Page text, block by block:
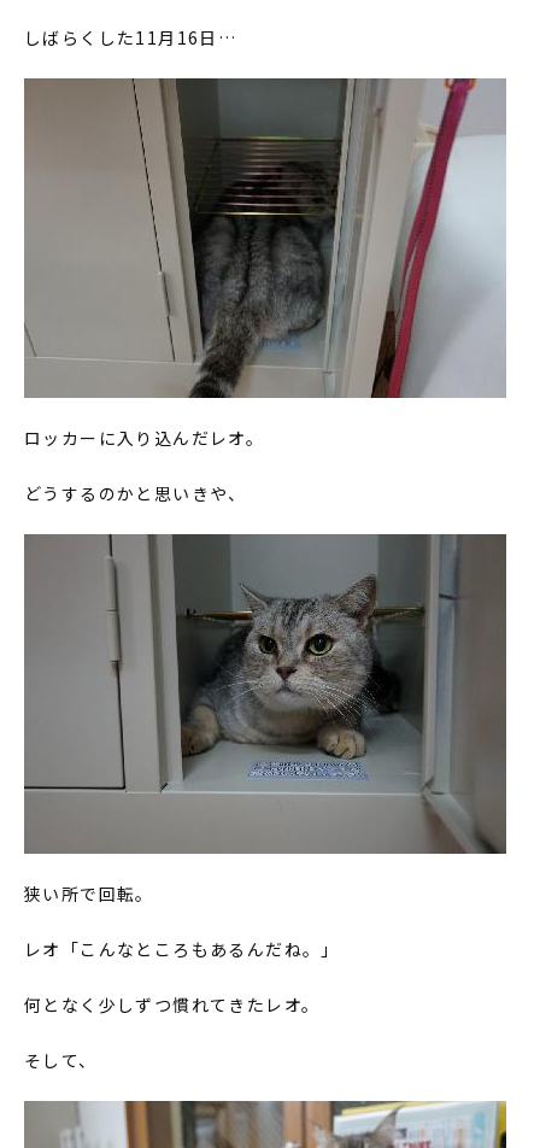
しばらくした11月16日…
ロッカーに入り込んだレオ。
どうするのかと思いきや、
狭い所で回転。
レオ「こんなところもあるんだね。」
何となく少しずつ慣れてきたレオ。
そして、